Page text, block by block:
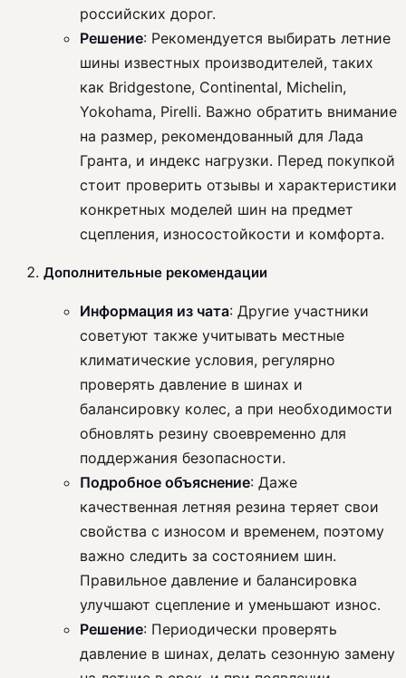
российских дорог.
Решение: Рекомендуется выбирать летние
шины известных производителей, таких
как Bridgestone, Continental, Michelin,
Yokohama, Pirelli. Важно обратить внимание
на размер, рекомендованный для Лада
Гранта, и индекс нагрузки. Перед покупкой
стоит проверить отзывы и характеристики
конкретных моделей шин на предмет
сцепления, износостойкости и комфорта.
Дополнительные рекомендации
Информация из чата: Другие участники
советуют также учитывать местные
климатические условия, регулярно
проверять давление в шинах и
балансировку колес, а при необходимости
обновлять резину своевременно для
поддержания безопасности.
Подробное объяснение: Даже
качественная летняя резина теряет свои
свойства с износом и временем, поэтому
важно следить за состоянием шин.
Правильное давление и балансировка
улучшают сцепление и уменьшают износ.
Решение: Периодически проверять
давление в шинах, делать сезонную замену